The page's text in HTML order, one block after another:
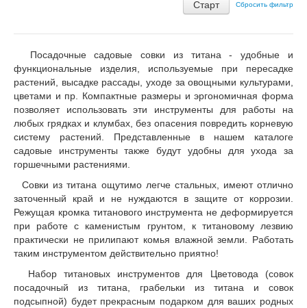
Сбросить фильтр
Посадочные садовые совки из титана - удобные и
функциональные изделия, используемые при пересадке
растений, высадке рассады, уходе за овощными культурами,
цветами и пр. Компактные размеры и эргономичная форма
позволяет использовать эти инструменты для работы на
любых грядках и клумбах, без опасения повредить корневую
систему растений. Представленные в нашем каталоге
садовые инструменты также будут удобны для ухода за
горшечными растениями.
Совки из титана ощутимо легче стальных, имеют отлично
заточенный край и не нуждаются в защите от коррозии.
Режущая кромка титанового инструмента не деформируется
при работе с каменистым грунтом, к титановому лезвию
практически не прилипают комья влажной земли. Работать
таким инструментом действительно приятно!
Набор титановых инструментов для Цветовода (совок
посадочный из титана, грабельки из титана и совок
подсыпной) будет прекрасным подарком для ваших родных